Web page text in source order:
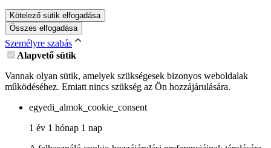
Kötelező sütik elfogadása
Összes elfogadása
Személyre szabás
Alapvető sütik
Vannak olyan sütik, amelyek szükségesek bizonyos weboldalak
működéséhez. Emiatt nincs szükség az Ön hozzájárulására.
egyedi_almok_cookie_consent
1 év 1 hónap 1 nap